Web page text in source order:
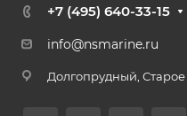
+7 (495) 640-33-15
info@nsmarine.ru
Долгопрудный,